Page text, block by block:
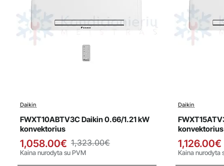
Išpardavimas
Naujiena
Daikin
FWXT10ABTV3C Daikin 0.66/1.21 kW
konvektorius
1,058.00€ 1,323.00€
Kaina nurodyta su PVM
Daikin
konvektorius
1,126.00€
Kaina nurodyta